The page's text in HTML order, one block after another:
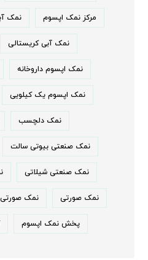
مرکز نمک اپسوم نمک
نمک آبی کریستالی
نمک اپسوم داروخانه
نمک اپسوم یک کیلویی
نمک دلچسب
نمک صنعتی بیوتی سالت
نمک صنعتی شیلاتی
نمک صورتی نمک صورتی
پخش نمک اپسوم